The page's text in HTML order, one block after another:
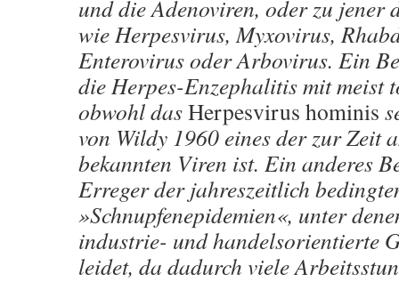
und die Adenoviren, oder zu jener
wie Herpesvirus, Myxovirus,
Enterovirus oder Arbovirus. Ein
die Herpes-Enzephalitis mit meist
obwohl dasHerpesvirus hominis
von Wildy 1960 eines der zur Zeit
bekannten Viren ist. Ein anderes
Erreger der jahreszeitlich
»Schnupfenepidemien«, unter
industrie- und handelsorientierte
leidet, da dadurch viele